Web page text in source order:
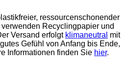
ressourcenschonender
Recyclingpapier und
Versand erfolgt klimaneutral mit
Gefühl von Anfang bis Ende,
Informationen finden Sie hier.